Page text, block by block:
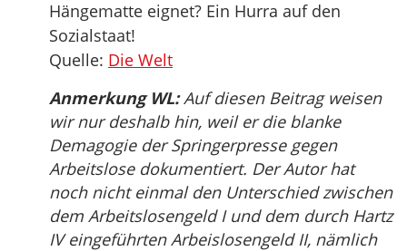
Hängematte eignet? Ein Hurra auf den
Sozialstaat!
Quelle: Die Welt
Anmerkung WL:Auf diesen Beitrag weisen
wir nur deshalb hin, weil er die blanke
Demagogie der Springerpresse gegen
Arbeitslose dokumentiert. Der Autor hat
noch nicht einmal den Unterschied zwischen
dem Arbeitslosengeld I und dem durch Hartz
IV eingeführten Arbeislosengeld II, nämlich